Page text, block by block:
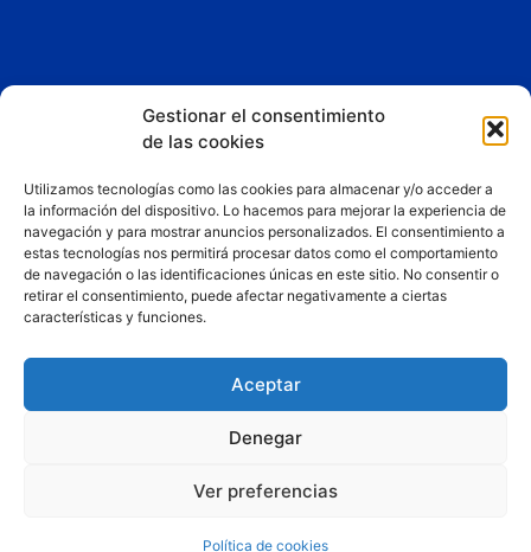
Gestionar el consentimiento
de las cookies
Utilizamos tecnologías como las cookies para almacenar y/o acceder a
la información del dispositivo. Lo hacemos para mejorar la experiencia de
navegación y para mostrar anuncios personalizados. El consentimiento a
estas tecnologías nos permitirá procesar datos como el comportamiento
de navegación o las identificaciones únicas en este sitio. No consentir o
retirar el consentimiento, puede afectar negativamente a ciertas
características y funciones.
Aceptar
Denegar
Ver preferencias
Política de cookies
Esta App y sitio web asociado son propiedad de
Liberty
Consigue un 25% de descuento fijo en los planes de
hosting y mantenimiento web de Liberty Dreams LTD por
ser usuario de nuestra web.
Puedes reclamar esta oferta con el cupón
Términos y condiciones
Google Play
LinkedIN